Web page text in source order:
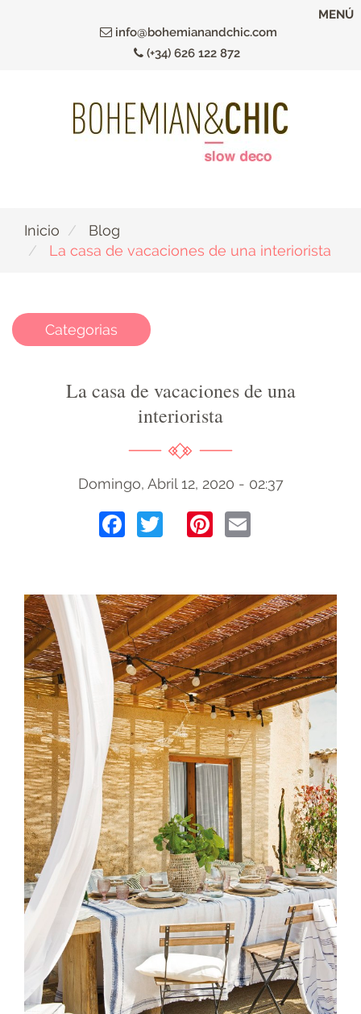
info@bohemianandchic.com
(+34) 626 122 872
MENÚ
Inicio
Blog
La casa de vacaciones de una interiorista
Categorias
La casa de vacaciones de una
interiorista
Domingo, Abril 12, 2020 - 02:37
Facebook
TwitterPinterest
Email